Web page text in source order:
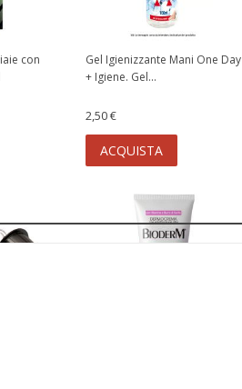
con
Gel Igienizzante Mani One Day
+ Igiene. Gel...
2,50 €
ACQUISTA